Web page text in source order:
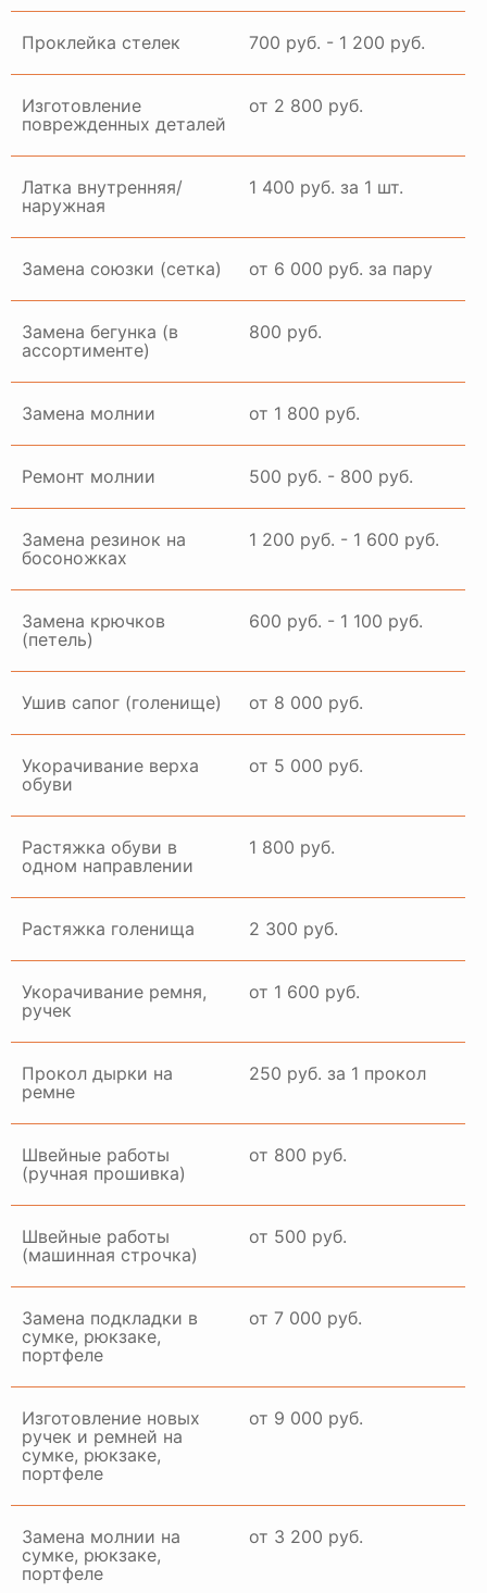
Проклейка стелек 700 руб. - 1 200 руб.
Изготовление
поврежденных деталей
от 2 800 руб.
Латка внутренняя/
наружная
1 400 руб. за 1 шт.
Замена союзки (сетка) от 6 000 руб. за пару
Замена бегунка (в
ассортименте)
800 руб.
Замена молнии от 1 800 руб.
Ремонт молнии 500 руб. - 800 руб.
Замена резинок на
босоножках
1 200 руб. - 1 600 руб.
Замена крючков
(петель)
600 руб. - 1 100 руб.
Ушив сапог (голенище) от 8 000 руб.
Укорачивание верха
обуви
от 5 000 руб.
Растяжка обуви в
одном направлении
1 800 руб.
Растяжка голенища 2 300 руб.
Укорачивание ремня,
ручек
от 1 600 руб.
Прокол дырки на
ремне
250 руб. за 1 прокол
Швейные работы
(ручная прошивка)
от 800 руб.
Швейные работы
(машинная строчка)
от 500 руб.
Замена подкладки в
сумке, рюкзаке,
портфеле
от 7 000 руб.
Изготовление новых
ручек и ремней на
сумке, рюкзаке,
портфеле
от 9 000 руб.
Замена молнии на
сумке, рюкзаке,
портфеле
от 3 200 руб.